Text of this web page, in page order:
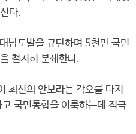
다.
남도발을 규탄하며 5천만 국민
철저히 분쇄한다.
최선의 안보라는 각오를 다지
국민통합을 이룩하는데 적극